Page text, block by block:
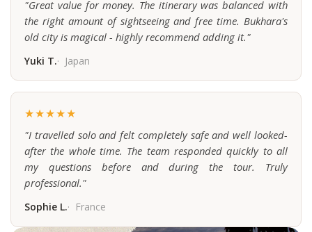
"Great value for money. The itinerary was balanced with
the right amount of sightseeing and free time. Bukhara's
old city is magical - highly recommend adding it."
Yuki T. Japan
★★★★★
"I travelled solo and felt completely safe and well looked-
after the whole time. The team responded quickly to all
my questions before and during the tour. Truly
professional."
Sophie L. France